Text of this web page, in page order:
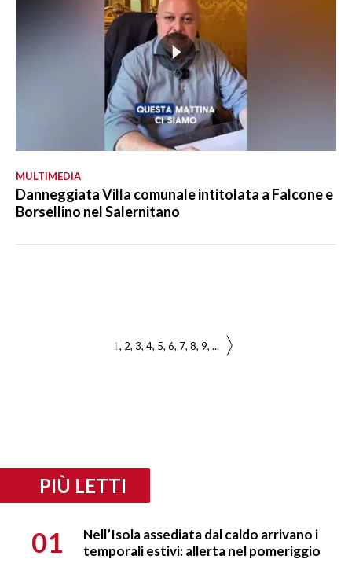
MULTIMEDIA
Danneggiata Villa comunale intitolata a Falcone e
Borsellino nel Salernitano
1 2 3 4 5 6 7 8 9 ...
PIÙ LETTI
01
Nell’Isola assediata dal caldo arrivano i
temporali estivi: allerta nel pomeriggio